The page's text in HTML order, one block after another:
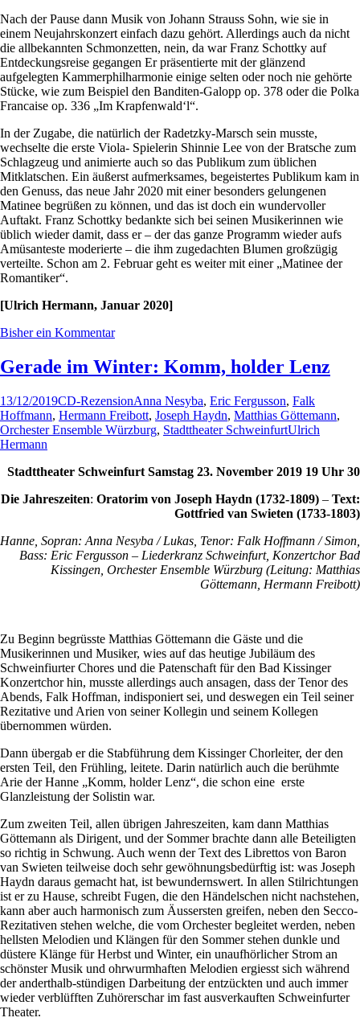
Nach der Pause dann Musik von Johann Strauss Sohn, wie sie in
einem Neujahrskonzert einfach dazu gehört. Allerdings auch da nicht
die allbekannten Schmonzetten, nein, da war Franz Schottky auf
Entdeckungsreise gegangen Er präsentierte mit der glänzend
aufgelegten Kammerphilharmonie einige selten oder noch nie gehörte
Stücke, wie zum Beispiel den Banditen-Galopp op. 378 oder die Polka
Francaise op. 336 „Im Krapfenwald‘l“.
In der Zugabe, die natürlich der Radetzky-Marsch sein musste,
wechselte die erste Viola- Spielerin Shinnie Lee von der Bratsche zum
Schlagzeug und animierte auch so das Publikum zum üblichen
Mitklatschen. Ein äußerst aufmerksames, begeistertes Publikum kam in
den Genuss, das neue Jahr 2020 mit einer besonders gelungenen
Matinee begrüßen zu können, und das ist doch ein wundervoller
Auftakt. Franz Schottky bedankte sich bei seinen Musikerinnen wie
üblich wieder damit, dass er – der das ganze Programm wieder aufs
Amüsanteste moderierte – die ihm zugedachten Blumen großzügig
verteilte. Schon am 2. Februar geht es weiter mit einer „Matinee der
Romantiker“.
[Ulrich Hermann, Januar 2020]
Bisher ein Kommentar
Gerade im Winter: Komm, holder Lenz
13/12/2019CD-RezensionAnna Nesyba, Eric Fergusson, Falk
Hoffmann, Hermann Freibott, Joseph Haydn, Matthias Göttemann,
Orchester Ensemble Würzburg, Stadttheater SchweinfurtUlrich
Hermann
Stadttheater Schweinfurt Samstag 23. November 2019 19 Uhr 30
Die Jahreszeiten: Oratorim von Joseph Haydn (1732-1809) – Text:
Gottfried van Swieten (1733-1803)
Hanne, Sopran: Anna Nesyba / Lukas, Tenor: Falk Hoffmann / Simon,
Bass: Eric Fergusson – Liederkranz Schweinfurt, Konzertchor Bad
Kissingen, Orchester Ensemble Würzburg (Leitung: Matthias
Göttemann, Hermann Freibott)
Zu Beginn begrüsste Matthias Göttemann die Gäste und die
Musikerinnen und Musiker, wies auf das heutige Jubiläum des
Schweinfiurter Chores und die Patenschaft für den Bad Kissinger
Konzertchor hin, musste allerdings auch ansagen, dass der Tenor des
Abends, Falk Hoffman, indisponiert sei, und deswegen ein Teil seiner
Rezitative und Arien von seiner Kollegin und seinem Kollegen
übernommen würden.
Dann übergab er die Stabführung dem Kissinger Chorleiter, der den
ersten Teil, den Frühling, leitete. Darin natürlich auch die berühmte
Arie der Hanne „Komm, holder Lenz“, die schon eine erste
Glanzleistung der Solistin war.
Zum zweiten Teil, allen übrigen Jahreszeiten, kam dann Matthias
Göttemann als Dirigent, und der Sommer brachte dann alle Beteiligten
so richtig in Schwung. Auch wenn der Text des Librettos von Baron
van Swieten teilweise doch sehr gewöhnungsbedürftig ist: was Joseph
Haydn daraus gemacht hat, ist bewundernswert. In allen Stilrichtungen
ist er zu Hause, schreibt Fugen, die den Händelschen nicht nachstehen,
kann aber auch harmonisch zum Äussersten greifen, neben den Secco-
Rezitativen stehen welche, die vom Orchester begleitet werden, neben
hellsten Melodien und Klängen für den Sommer stehen dunkle und
düstere Klänge für Herbst und Winter, ein unaufhörlicher Strom an
schönster Musik und ohrwurmhaften Melodien ergiesst sich während
der anderthalb-stündigen Darbeitung der entzückten und auch immer
wieder verblüfften Zuhörerschar im fast ausverkauften Schweinfurter
Theater.